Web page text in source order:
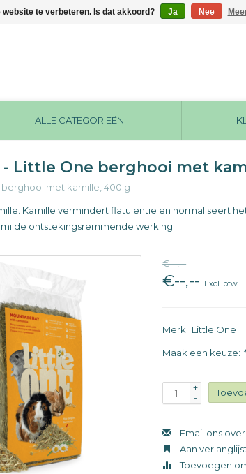
ALLE CATEGORIEËN
Little One berghooi met
met kamille, 400 g
Kamille vermindert flatulentie en normaliseert
ontstekingsremmende werking.
€--,--
€--,-- Excl. btw
Merk: Little One
Maak een keuze: *
+
-
Email ons
Aan
Toevoegen
te verbeteren. Is dat akkoord? Ja Nee